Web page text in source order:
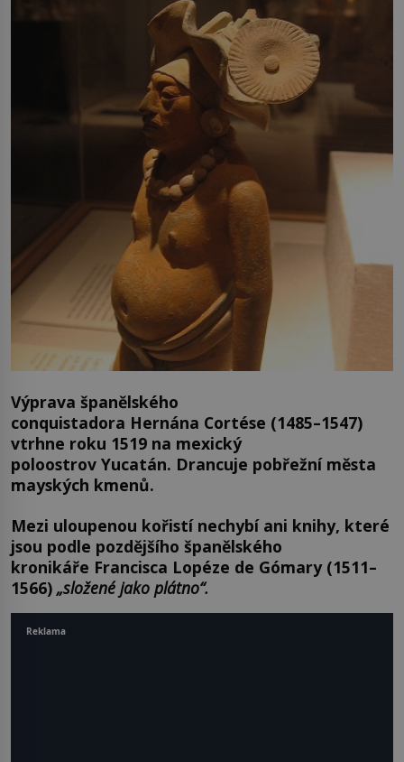
Výprava španělského
conquistadora Hernána Cortése (1485–1547)
vtrhne roku 1519 na mexický
poloostrov Yucatán. Drancuje pobřežní města
mayských kmenů.
Mezi uloupenou kořistí nechybí ani knihy, které
jsou podle pozdějšího španělského
kronikáře Francisca Lopéze de Gómary (1511–
1566) „složené jako plátno“.
Reklama